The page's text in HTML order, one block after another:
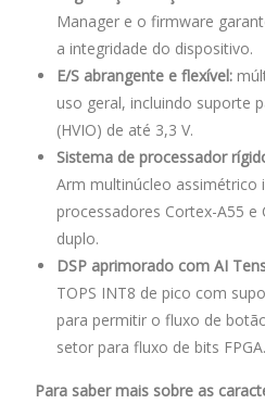
Manager e o firmware
a integridade do dispositivo.
E/S abrangente e flexível:
uso geral, incluindo suporte
(HVIO) de até 3,3 V.
Sistema de processador
Arm multinúcleo assimétrico
processadores Cortex-A55 e
duplo.
DSP aprimorado com AI
TOPS INT8 de pico com
para permitir o fluxo de
setor para fluxo de bits FPGA.
Para saber mais sobre as